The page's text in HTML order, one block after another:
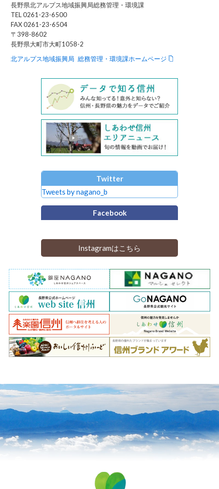
長野県北アルプス地域振興局総務管理・環境課
TEL 0261-23-6500
FAX 0261-23-6504
〒398-8602
長野県大町市大町1058-2
北アルプス地域振興局 総務管理・環境課ホームページ
Twitter
Tweets by nagano_b
Facebook
Instagramはこちら